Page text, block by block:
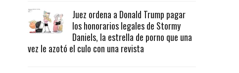
Juez ordena a Donald Trump pagar
los honorarios legales de Stormy
Daniels, la estrella de porno que una
vez le azotó el culo con una revista